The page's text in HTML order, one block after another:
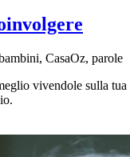
CasaOz, parole
vivendole sulla tua